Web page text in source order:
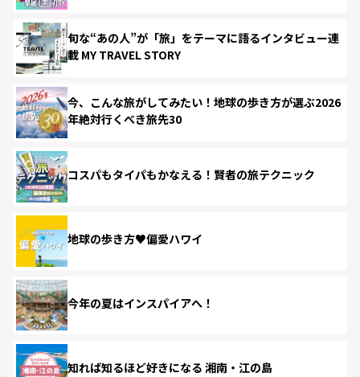
旬な“あの人”が「旅」をテーマに語るインタビュー連
載 MY TRAVEL STORY
今、こんな旅がしてみたい！地球の歩き方が選ぶ2026
年絶対行くべき旅先30
コスパもタイパもかなえる！賢者の旅テクニック
地球の歩き方♥偏愛ハワイ
今年の夏はインスパイアへ！
知れば知るほど好きになる 湘南・江の島